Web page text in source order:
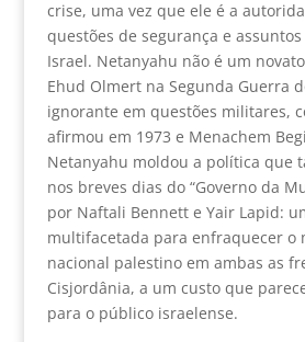
crise, uma vez que ele é a
questões de segurança e
Israel. Netanyahu não é um
Ehud Olmert na Segunda Guerra
ignorante em questões militares,
afirmou em 1973 e Menachem
Netanyahu moldou a política que
nos breves dias do “Governo da
por Naftali Bennett e Yair Lapid:
multifacetada para enfraquecer o
nacional palestino em ambas as
Cisjordânia, a um custo que
para o público israelense.